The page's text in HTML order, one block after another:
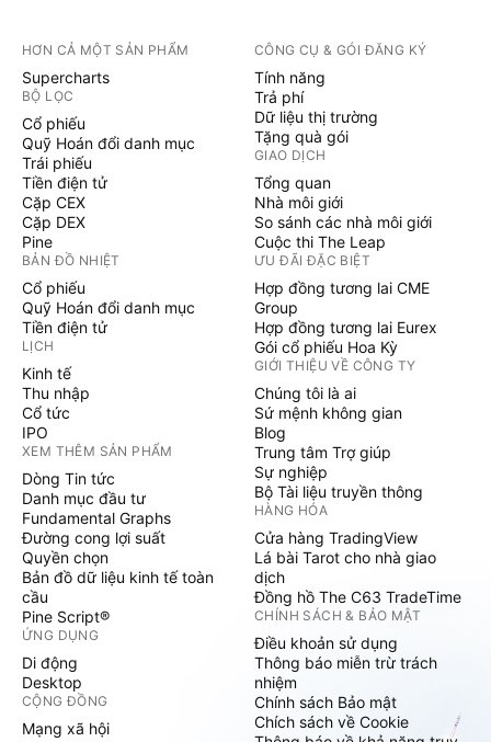
HƠN CẢ MỘT SẢN PHẨM
Supercharts
BỘ LỌC
Cổ phiếu
Quỹ Hoán đổi danh mục
Trái phiếu
Tiền điện tử
Cặp CEX
Cặp DEX
Pine
BẢN ĐỒ NHIỆT
Cổ phiếu
Quỹ Hoán đổi danh mục
Tiền điện tử
LỊCH
Kinh tế
Thu nhập
Cổ tức
IPO
XEM THÊM SẢN PHẨM
Dòng Tin tức
Danh mục đầu tư
Fundamental Graphs
Đường cong lợi suất
Quyền chọn
Bản đồ dữ liệu kinh tế toàn
cầu
Pine Script®
ỨNG DỤNG
Di động
Desktop
CỘNG ĐỒNG
Mạng xã hội
CÔNG CỤ & GÓI ĐĂNG KÝ
Tính năng
Trả phí
Dữ liệu thị trường
Tặng quà gói
GIAO DỊCH
Tổng quan
Nhà môi giới
So sánh các nhà môi giới
Cuộc thi The Leap
ƯU ĐÃI ĐẶC BIỆT
Hợp đồng tương lai CME
Group
Hợp đồng tương lai Eurex
Gói cổ phiếu Hoa Kỳ
GIỚI THIỆU VỀ CÔNG TY
Chúng tôi là ai
Sứ mệnh không gian
Blog
Trung tâm Trợ giúp
Sự nghiệp
Bộ Tài liệu truyền thông
HÀNG HÓA
Cửa hàng TradingView
Lá bài Tarot cho nhà giao
dịch
Đồng hồ The C63 TradeTime
CHÍNH SÁCH & BẢO MẬT
Điều khoản sử dụng
Thông báo miễn trừ trách
nhiệm
Chính sách Bảo mật
Chích sách về Cookie